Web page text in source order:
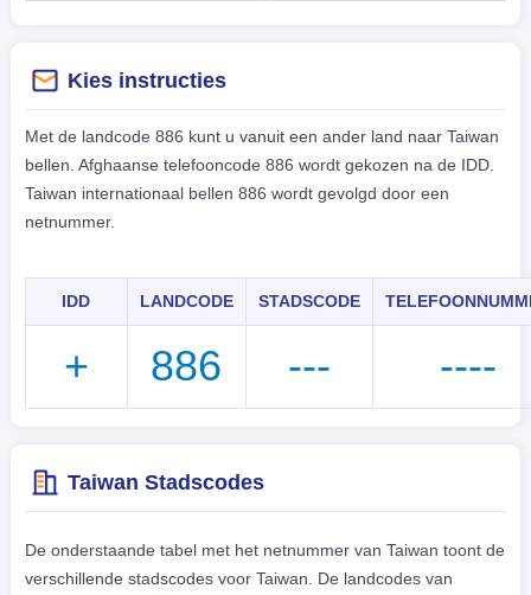
Kies instructies
Met de landcode 886 kunt u vanuit een ander land naar Taiwan
bellen. Afghaanse telefooncode 886 wordt gekozen na de IDD.
Taiwan internationaal bellen 886 wordt gevolgd door een
netnummer.
IDD LANDCODE STADSCODE
+ 886 --- ----
Taiwan Stadscodes
De onderstaande tabel met het netnummer van Taiwan toont de
verschillende stadscodes voor Taiwan. De landcodes van